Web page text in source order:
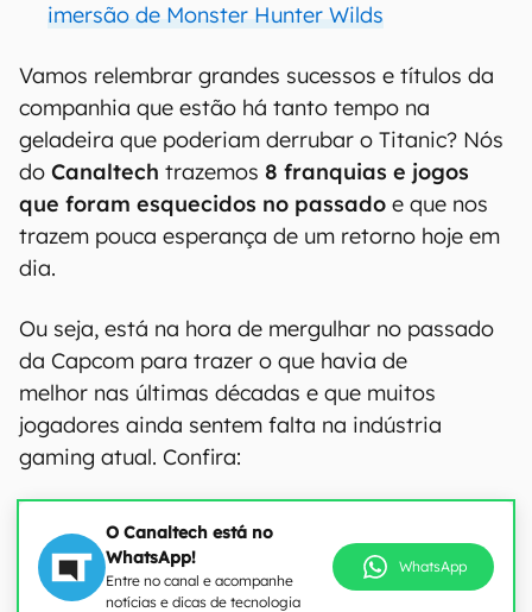
imersão de Monster Hunter Wilds
Vamos relembrar grandes sucessos e títulos da
companhia que estão há tanto tempo na
geladeira que poderiam derrubar o Titanic? Nós
do Canaltech trazemos 8 franquias e jogos
que foram esquecidos no passado e que nos
trazem pouca esperança de um retorno hoje em
dia.
Ou seja, está na hora de mergulhar no passado
da Capcom para trazer o que havia de
melhor nas últimas décadas e que muitos
jogadores ainda sentem falta na indústria
gaming atual. Confira:
O Canaltech está no
WhatsApp!
Entre no canal e acompanhe
notícias e dicas de tecnologia
WhatsApp